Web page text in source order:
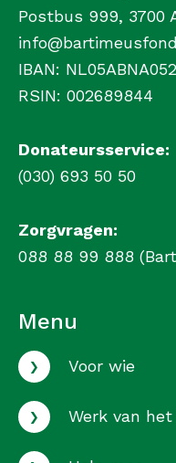
Postbus 999, 3700
IBAN:
RSIN: 002689844
Donateursservice:
(030) 693 50 50
Zorgvragen:
088 88 99 888
Menu
› Voor wie
› Werk van